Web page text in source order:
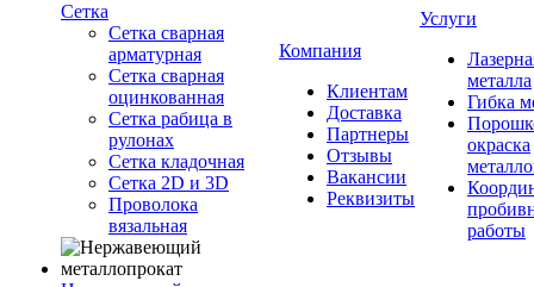
Сетка
Сетка сварная
арматурная
Сетка сварная
оцинкованная
Сетка рабица в
рулонах
Сетка кладочная
Сетка 2D и 3D
Проволока
вязальная
Компания
Клиентам
Доставка
Партнеры
Отзывы
Вакансии
Реквизиты
Услуги
металла
Гибка
окраска
работы